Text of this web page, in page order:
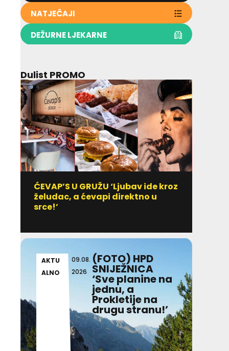
NATJEČAJI
DEŽURNE LJEKARNE
Dulist PROMO
ĆEVAP’S U GRUŽU ‘Ljubav ide kroz
želudac, a ćevapi direktno u
srce!’
AKTU
ALNO
09.08.
2026
(FOTO) HPD
SNIJEŽNICA
‘Sve planine na
jednu, a
Prokletije na
drugu stranu!’